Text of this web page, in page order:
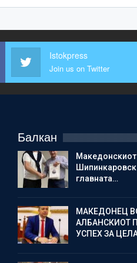
Istokpress
Join us on Twitter
Балкан
главната…
МАКЕДОНЕЦ
АЛБАНСКИОТ
УСПЕХ ЗА